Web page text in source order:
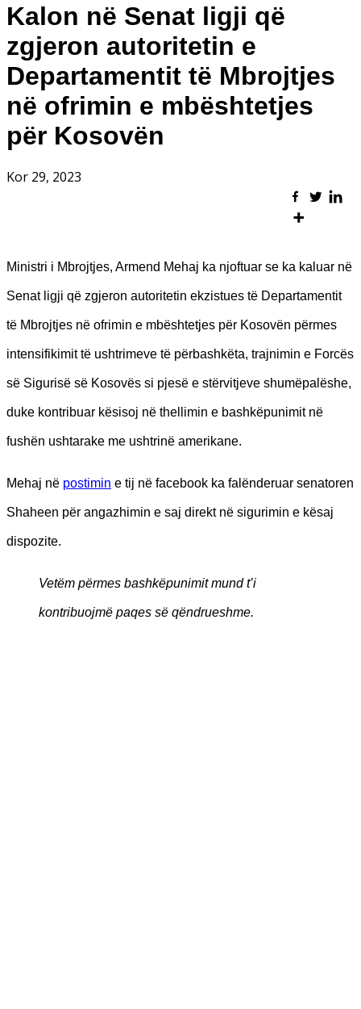
Kalon në Senat ligji që
zgjeron autoritetin e
Departamentit të Mbrojtjes
në ofrimin e mbështetjes
për Kosovën
Kor 29, 2023
Ministri i Mbrojtjes, Armend Mehaj ka njoftuar se ka kaluar në
Senat ligji që zgjeron autoritetin ekzistues të Departamentit
të Mbrojtjes në ofrimin e mbështetjes për Kosovën përmes
intensifikimit të ushtrimeve të përbashkëta, trajnimin e Forcës
së Sigurisë së Kosovës si pjesë e stërvitjeve shumëpalëshe,
duke kontribuar kësisoj në thellimin e bashkëpunimit në
fushën ushtarake me ushtrinë amerikane.
Mehaj në postimin e tij në facebook ka falënderuar senatoren
Shaheen për angazhimin e saj direkt në sigurimin e kësaj
dispozite.
Vetëm përmes bashkëpunimit mund t’i
kontribuojmë paqes së qëndrueshme.